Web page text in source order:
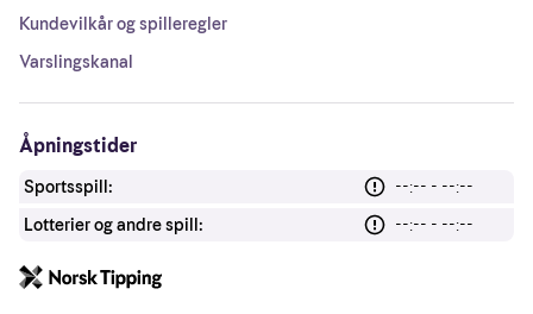
Kundevilkår og spilleregler
Varslingskanal
Åpningstider
Sportsspill:
--:-- - --:--
Lotterier og andre spill:
--:-- - --:--